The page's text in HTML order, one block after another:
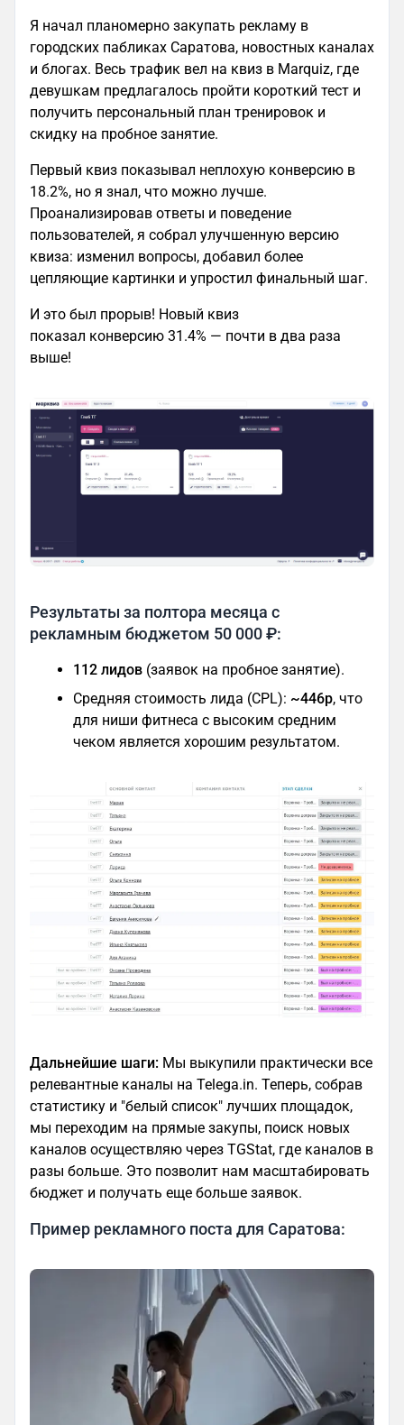
Я начал планомерно закупать рекламу в
городских пабликах Саратова, новостных каналах
и блогах. Весь трафик вел на квиз в Marquiz, где
девушкам предлагалось пройти короткий тест и
получить персональный план тренировок и
скидку на пробное занятие.
Первый квиз показывал неплохую конверсию в
18.2%, но я знал, что можно лучше.
Проанализировав ответы и поведение
пользователей, я собрал улучшенную версию
квиза: изменил вопросы, добавил более
цепляющие картинки и упростил финальный шаг.
И это был прорыв! Новый квиз
показал конверсию 31.4% — почти в два раза
выше!
Результаты за полтора месяца с
рекламным бюджетом 50 000 ₽:
112 лидов (заявок на пробное занятие).
Средняя стоимость лида (CPL): ~446р, что
для ниши фитнеса с высоким средним
чеком является хорошим результатом.
Дальнейшие шаги: Мы выкупили практически все
релевантные каналы на Telega.in. Теперь, собрав
статистику и "белый список" лучших площадок,
мы переходим на прямые закупы, поиск новых
каналов осуществляю через TGStat, где каналов в
разы больше. Это позволит нам масштабировать
бюджет и получать еще больше заявок.
Пример рекламного поста для Саратова: